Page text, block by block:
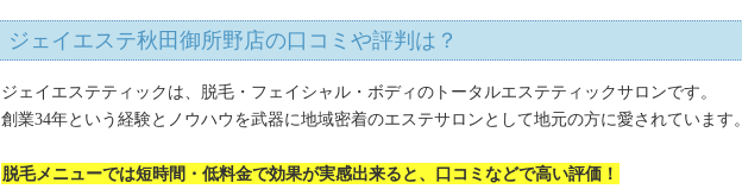
ジェイエステ秋田御所野店の口コミや評判は？
ジェイエステティックは、脱毛・フェイシャル・ボディのトータルエステティックサロンです。
創業34年という経験とノウハウを武器に地域密着のエステサロンとして地元の方に愛されています
脱毛メニューでは短時間・低料金で効果が実感出来ると、口コミなどで高い評価！